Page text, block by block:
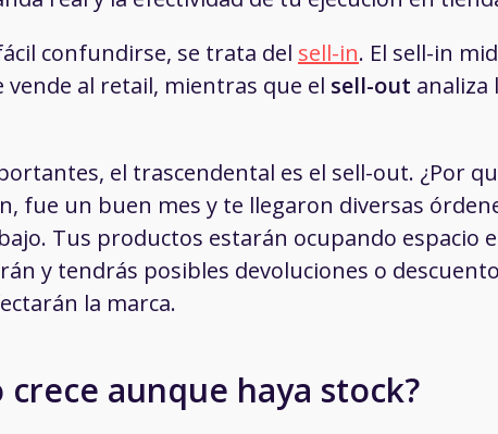
confundirse, se trata del sell-in. El sell-in
al retail, mientras que el sell-out analiza
el trascendental es el sell-out. ¿Por
fue un buen mes y te llegaron diversas
Tus productos estarán ocupando espacio
y tendrás posibles devoluciones o
la marca.
aunque haya stock?